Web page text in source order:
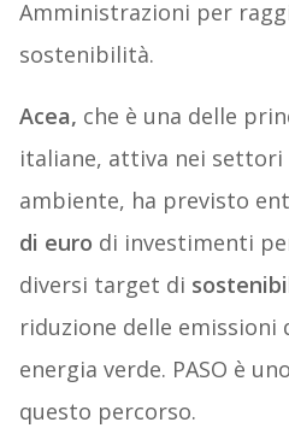
Amministrazioni per
sostenibilità.
Acea, che è una delle
italiane, attiva nei settori
ambiente, ha previsto
di euro di investimenti
diversi target di
riduzione delle emissioni
energia verde. PASO è
questo percorso.